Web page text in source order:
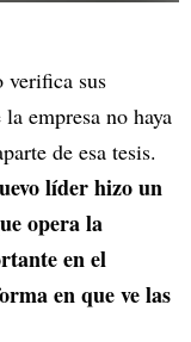
verifica sus
empresa no haya
de esa tesis.
líder hizo un
opera la
en el
en que ve las